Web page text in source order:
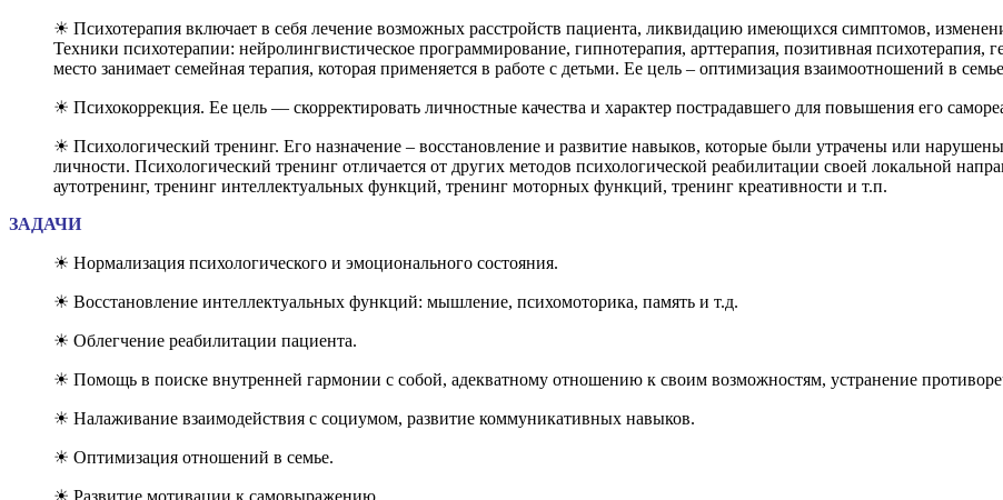
☀ Психотерапия включает в себя лечение возможных расстройств пациента, ликвидацию имеющихся симптомов,
Техники психотерапии: нейролингвистическое программирование, гипнотерапия, арттерапия, позитивная психотерапия,
место занимает семейная терапия, которая применяется в работе с детьми. Ее цель – оптимизация взаимоотношений в
☀ Психокоррекция. Ее цель — скорректировать личностные качества и характер пострадавшего для повышения его
☀ Психологический тренинг. Его назначение – восстановление и развитие навыков, которые были утрачены или
личности. Психологический тренинг отличается от других методов психологической реабилитации своей локальной
аутотренинг, тренинг интеллектуальных функций, тренинг моторных функций, тренинг креативности и т.п.
ЗАДАЧИ
☀ Нормализация психологического и эмоционального состояния.
☀ Восстановление интеллектуальных функций: мышление, психомоторика, память и т.д.
☀ Облегчение реабилитации пациента.
☀ Помощь в поиске внутренней гармонии с собой, адекватному отношению к своим возможностям, устранение
☀ Налаживание взаимодействия с социумом, развитие коммуникативных навыков.
☀ Оптимизация отношений в семье.
☀ Развитие мотивации к самовыражению.